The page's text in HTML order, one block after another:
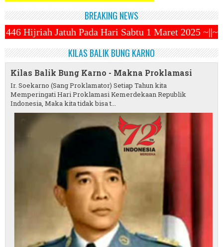
BREAKING NEWS
Sabtu 1 Maret 2025 ~||~ 1 Syawal Jatuh Pada
KILAS BALIK BUNG KARNO
Kilas Balik Bung Karno - Makna Proklamasi
Ir. Soekarno (Sang Proklamator) Setiap Tahun kita
Memperingati Hari Proklamasi Kemerdekaan Republik
Indonesia, Maka kita tidak bisa t...